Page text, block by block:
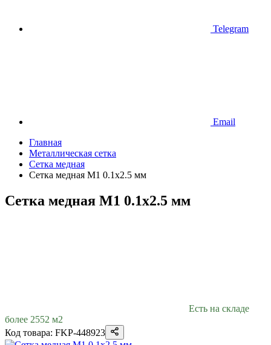
Telegram
Email
Главная
Металлическая сетка
Сетка медная
Сетка медная М1 0.1х2.5 мм
Сетка медная М1 0.1х2.5 мм
Есть на складе
более 2552 м2
Код товара: FKP-448923